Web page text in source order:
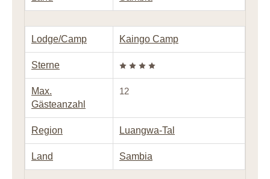
Lodge/Camp Kaingo Camp
Sterne
Max.
Gästeanzahl
12
Region Luangwa-Tal
Land Sambia